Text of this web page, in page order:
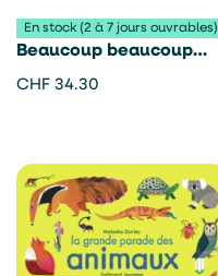
En stock (2 à 7 jours ouvrables)
Beaucoup beaucoup
d’animaux – Marlène
CHF 34.30